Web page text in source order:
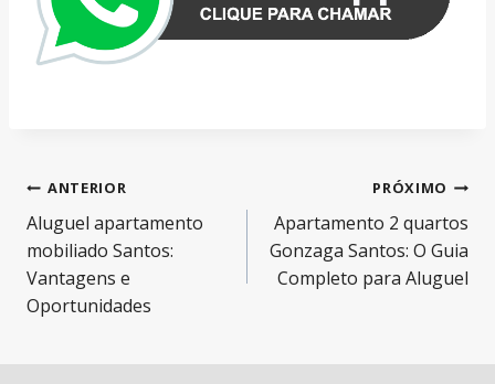
Navegação
de
Post
ANTERIOR
Aluguel apartamento
mobiliado Santos:
Vantagens e
Oportunidades
PRÓXIMO
Apartamento 2 quartos
Gonzaga Santos: O Guia
Completo para Aluguel